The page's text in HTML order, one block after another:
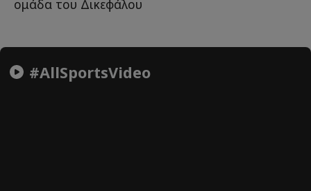
ομάδα του Δικεφάλου
#AllSportsVideo